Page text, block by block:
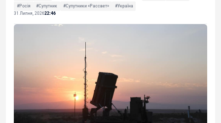
#Росія
#Супутник #Супутники «Рассвет»
#Україна
31 Липня, 202622:46